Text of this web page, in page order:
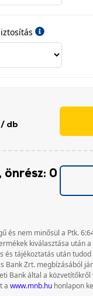
/ db
önrész: 0
és nem minősül a Ptk.
kiválasztása után
és tájékoztatás után
Bank Zrt. megbízásából
Bank által a
a www.mnb.hu honlapon